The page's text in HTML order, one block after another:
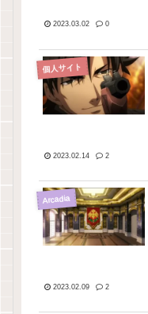
2023.03.02 0
個人サイト
2023.02.14 2
Arcadia
2023.02.09 2